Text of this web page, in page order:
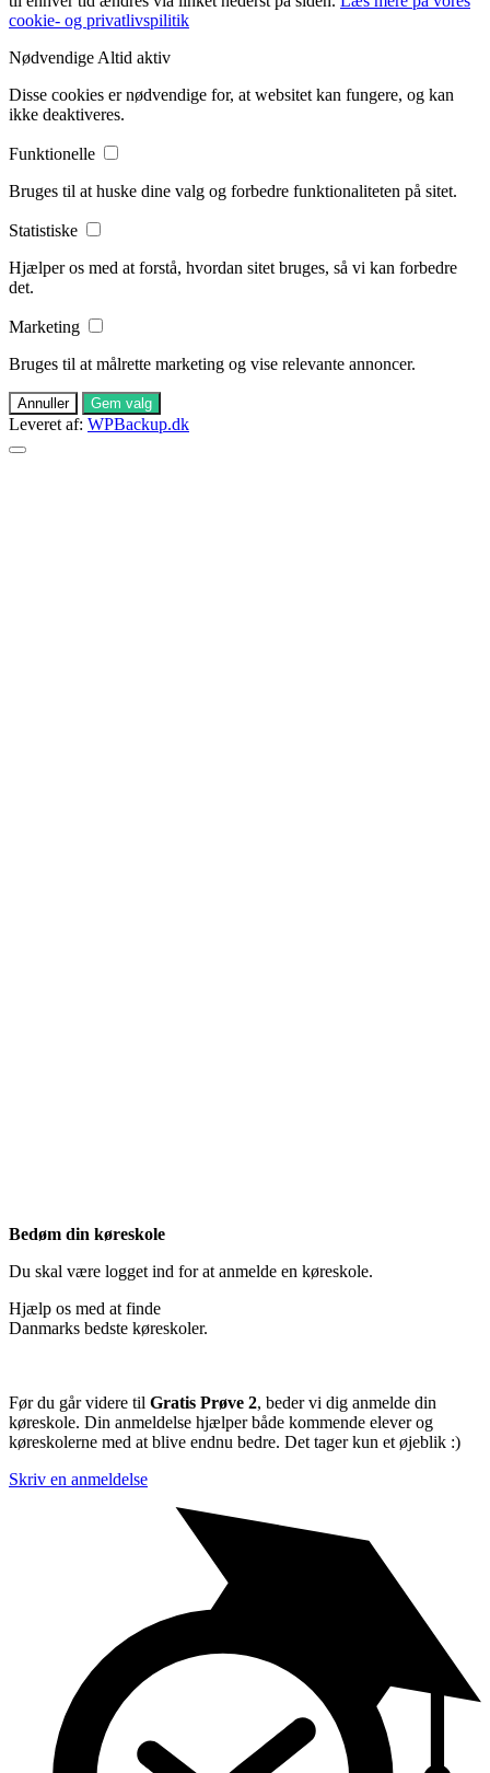
cookie- og privatlivspilitik
Nødvendige Altid aktiv
Disse cookies er nødvendige for, at websitet kan fungere, og kan
ikke deaktiveres.
Funktionelle
Bruges til at huske dine valg og forbedre funktionaliteten på sitet.
Statistiske
Hjælper os med at forstå, hvordan sitet bruges, så vi kan forbedre
det.
Marketing
Bruges til at målrette marketing og vise relevante annoncer.
Annuller Gem valg
Leveret af: WPBackup.dk
Bedøm din køreskole
Du skal være logget ind for at anmelde en køreskole.
Hjælp os med at finde
Danmarks bedste køreskoler.
Før du går videre til Gratis Prøve 2, beder vi dig anmelde din
køreskole. Din anmeldelse hjælper både kommende elever og
køreskolerne med at blive endnu bedre. Det tager kun et øjeblik :)
Skriv en anmeldelse